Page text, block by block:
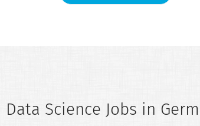
Data Science Jobs in